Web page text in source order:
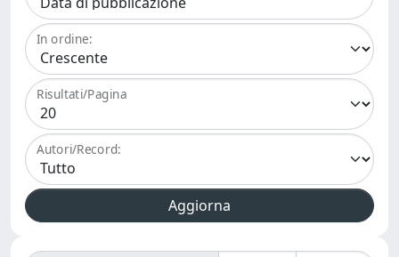
In ordine:
Risultati/Pagina
Autori/Record: